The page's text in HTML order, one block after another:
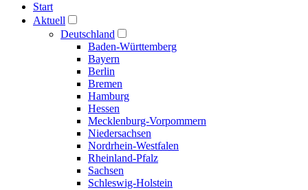
Start
Aktuell
Deutschland
Baden-Württemberg
Bayern
Berlin
Bremen
Hamburg
Hessen
Mecklenburg-Vorpommern
Niedersachsen
Nordrhein-Westfalen
Rheinland-Pfalz
Sachsen
Schleswig-Holstein